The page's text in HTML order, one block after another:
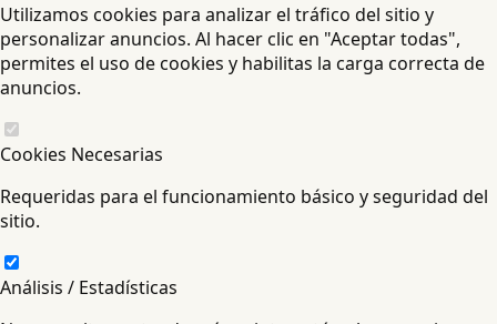
Utilizamos cookies para analizar el tráfico del sitio y
personalizar anuncios. Al hacer clic en "Aceptar todas",
permites el uso de cookies y habilitas la carga correcta de
anuncios.
Cookies Necesarias
Requeridas para el funcionamiento básico y seguridad del
sitio.
Análisis / Estadísticas